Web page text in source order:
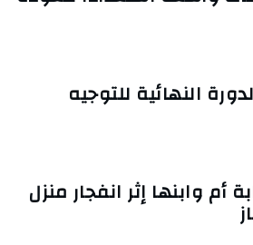
النهائية للتوجيه
أم وابنها إثر انفجار منزل